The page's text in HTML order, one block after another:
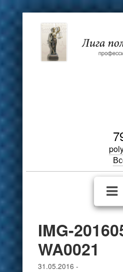
IMG-
WA0021
31.05.2016 -